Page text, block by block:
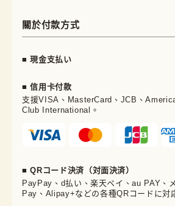
關於付款方式
■ 現金支払い
■ 信用卡付款
支援VISA、MasterCard、JCB、
Club International。
■ QRコード決済（対面決済）
PayPay、d払い、楽天ペイ、au PAY、
Pay、Alipay+などの各種QRコードに対